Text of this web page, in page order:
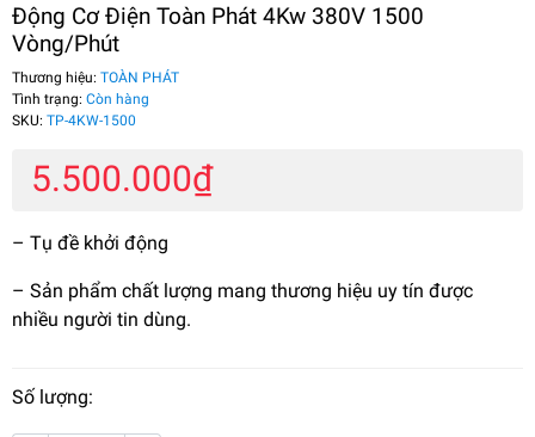
Động Cơ Điện Toàn Phát 4Kw 380V 1500
Vòng/Phút
Thương hiệu: TOÀN PHÁT
Tình trạng: Còn hàng
SKU: TP-4KW-1500
5.500.000₫
– Tụ đề khởi động
– Sản phẩm chất lượng mang thương hiệu uy tín được
nhiều người tin dùng.
Số lượng: